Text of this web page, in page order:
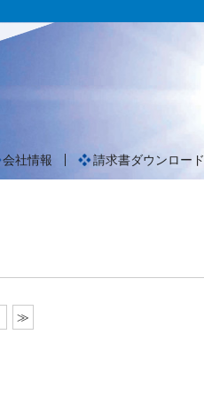
会社情報 請求書ダウンロード
≫